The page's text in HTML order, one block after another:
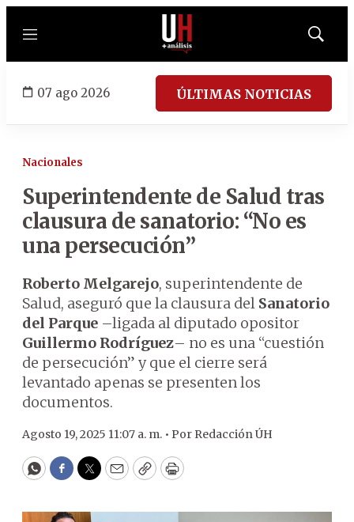
Menú
Mostrar
07 ago 2026 ÚLTIMAS NOTICIAS
Nacionales
Superintendente de Salud tras
clausura de sanatorio: “No es
una persecución”
Roberto Melgarejo, superintendente de
Salud, aseguró que la clausura del Sanatorio
del Parque –ligada al diputado opositor
Guillermo Rodríguez– no es una “cuestión
de persecución” y que el cierre será
levantado apenas se presenten los
documentos.
Agosto 19, 2025 11:07 a. m. • Por Redacción ÚH
WhatsApp
Facebook
Twitter
EmailCopyPrint